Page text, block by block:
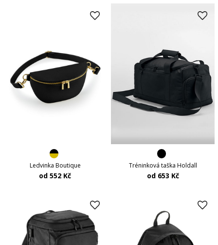
Ledvinka Boutique
od 552 Kč
Tréninková taška Holdall
od 653 Kč